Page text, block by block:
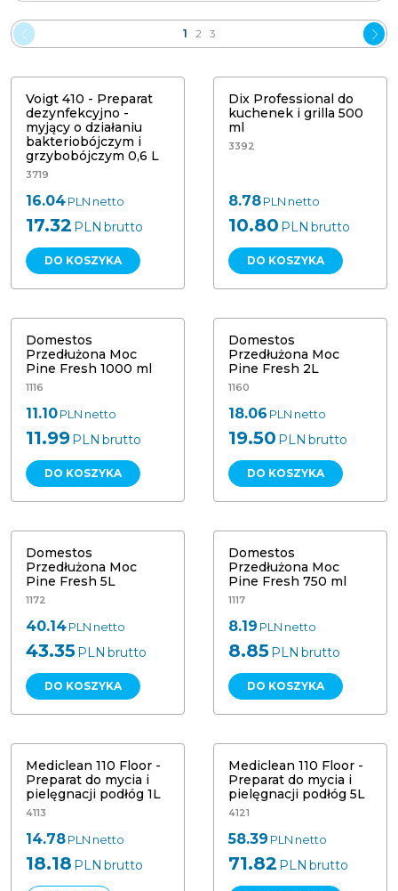
1 2 3
Voigt 410 - Preparat dezynfekcyjno -
myjący o działaniu bakteriobójczym
Voigt 410 - Preparat
dezynfekcyjno -
myjący o działaniu
bakteriobójczym i
grzybobójczym 0,6 L
3719
16.04PLN netto
17.32 PLN brutto
DO KOSZYKA
Dix Professional do kuchenek i grilla
Dix Professional do
kuchenek i grilla 500
ml
3392
8.78PLN netto
10.80 PLN brutto
DO KOSZYKA
Domestos Przedłużona Moc Pine
Domestos
Przedłużona Moc
Pine Fresh 1000 ml
1116
11.10PLN netto
11.99PLN brutto
DO KOSZYKA
Domestos Przedłużona Moc Pine
Domestos
Przedłużona Moc
Pine Fresh 2L
1160
18.06 PLN netto
19.50 PLN brutto
DO KOSZYKA
Domestos Przedłużona Moc Pine
Domestos
Przedłużona Moc
Pine Fresh 5L
1172
40.14PLN netto
43.35PLN brutto
DO KOSZYKA
Domestos płyn czyszcząco -
Domestos
Przedłużona Moc
Pine Fresh 750 ml
1117
8.19 PLN netto
8.85PLN brutto
DO KOSZYKA
Mediclean 110 Floor - Preparat do
Mediclean 110 Floor -
Preparat do mycia i
pielęgnacji podłóg 1L
4113
14.78PLN netto
18.18 PLN brutto
Mediclean 110 Floor - Preparat do
Mediclean 110 Floor -
Preparat do mycia i
pielęgnacji podłóg 5L
4121
58.39 PLN netto
71.82 PLN brutto